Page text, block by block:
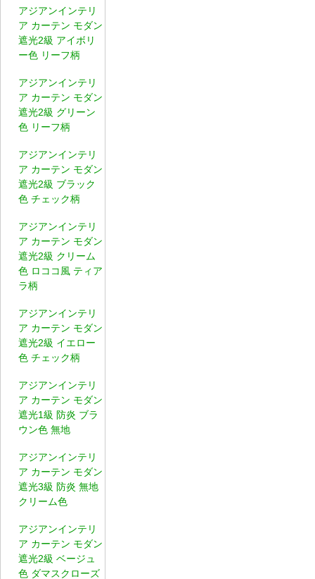
アジアンインテリ
ア カーテン モダン
遮光2級 アイボリ
ー色 リーフ柄
アジアンインテリ
ア カーテン モダン
遮光2級 グリーン
色 リーフ柄
アジアンインテリ
ア カーテン モダン
遮光2級 ブラック
色 チェック柄
アジアンインテリ
ア カーテン モダン
遮光2級 クリーム
色 ロココ風 ティア
ラ柄
アジアンインテリ
ア カーテン モダン
遮光2級 イエロー
色 チェック柄
アジアンインテリ
ア カーテン モダン
遮光1級 防炎 ブラ
ウン色 無地
アジアンインテリ
ア カーテン モダン
遮光3級 防炎 無地
クリーム色
アジアンインテリ
ア カーテン モダン
遮光2級 ベージュ
色 ダマスクローズ